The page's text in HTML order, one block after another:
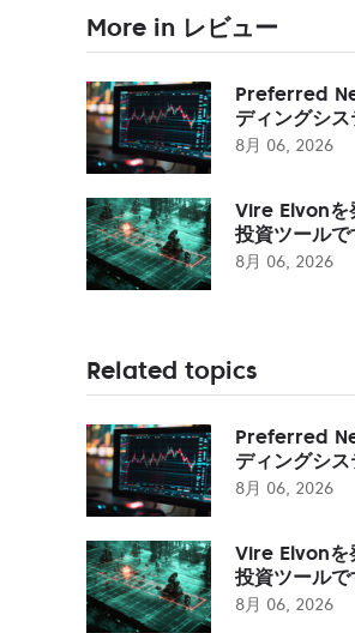
More in レビュー
Preferred
ディングシ
8月 06, 2026
Vire Elvonを
投資ツールで
8月 06, 2026
Related topics
Preferred
ディングシ
8月 06, 2026
Vire Elvonを
投資ツールで
8月 06, 2026